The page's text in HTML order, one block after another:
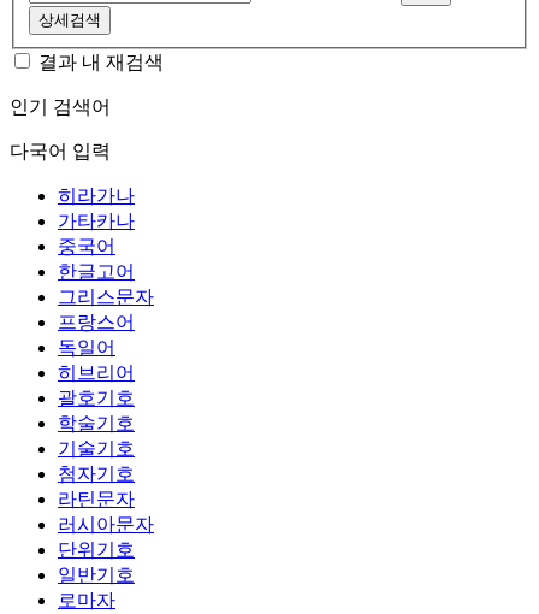
상세검색
결과 내 재검색
인기 검색어
다국어 입력
히라가나
가타카나
중국어
한글고어
그리스문자
프랑스어
독일어
히브리어
괄호기호
학술기호
기술기호
첨자기호
라틴문자
러시아문자
단위기호
일반기호
로마자